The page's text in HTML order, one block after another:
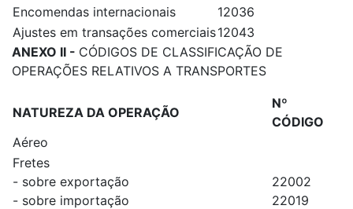
Encomendas internacionais
12036
Ajustes em transações comerciais12043
ANEXO II - CÓDIGOS DE CLASSIFICAÇÃO DE
OPERAÇÕES RELATIVOS A TRANSPORTES
NATUREZA DA OPERAÇÃO
Nº
CÓDIGO
Aéreo
Fretes
- sobre exportação
- sobre importação
22002
22019